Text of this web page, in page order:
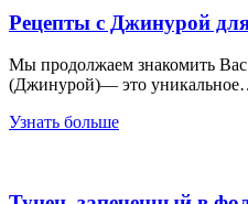
Рецепты с Джинурой
Мы продолжаем знакомить
(Джинурой)— это
Узнать больше